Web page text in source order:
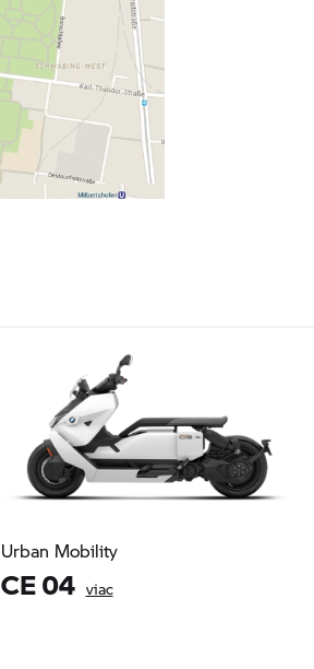
Urban Mobility
CE 04 viac